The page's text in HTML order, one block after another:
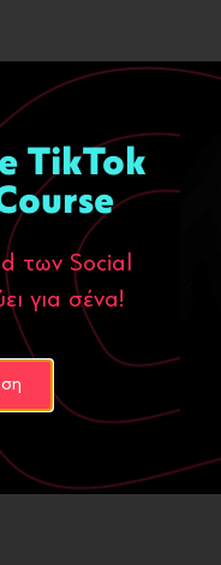
νομικών online
στην
το ιδανικό User
Έγιναν οι
95%
TikTok
των Social
για σένα!